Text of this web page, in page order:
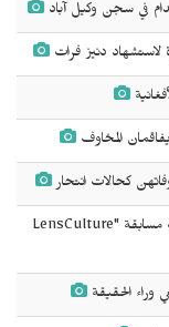
في سجن وكيل آباد
لاستشهاد دنيز فرات
المخاوف
كحالات انتحار
"ممنوع السقوط" يقود أفين عباسي إلى نهائيات مسابقة "LensCulture
وراء الحقيقة